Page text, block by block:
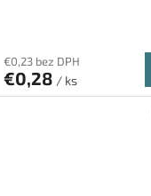
€0,23 bez DPH
€0,28 / ks